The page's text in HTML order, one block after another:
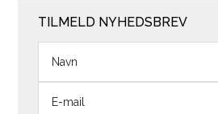
TILMELD NYHEDSBREV